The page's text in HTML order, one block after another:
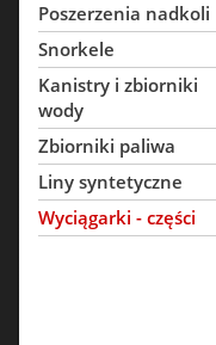
Poszerzenia nadkoli
Snorkele
Kanistry i zbiorniki
wody
Zbiorniki paliwa
Liny syntetyczne
Wyciągarki - części